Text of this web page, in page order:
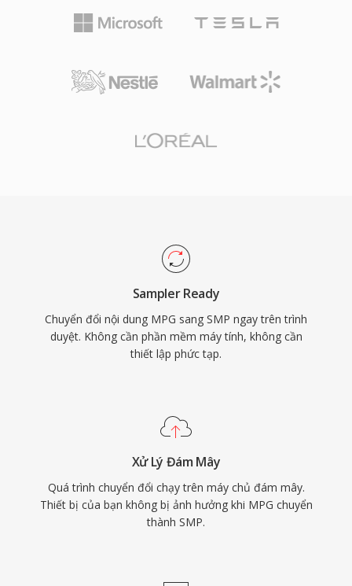
Sampler Ready
Chuyển đổi nội dung MPG sang SMP ngay trên trình
duyệt. Không cần phần mềm máy tính, không cần
thiết lập phức tạp.
Xử Lý Đám Mây
Quá trình chuyển đổi chạy trên máy chủ đám mây.
Thiết bị của bạn không bị ảnh hưởng khi MPG chuyển
thành SMP.